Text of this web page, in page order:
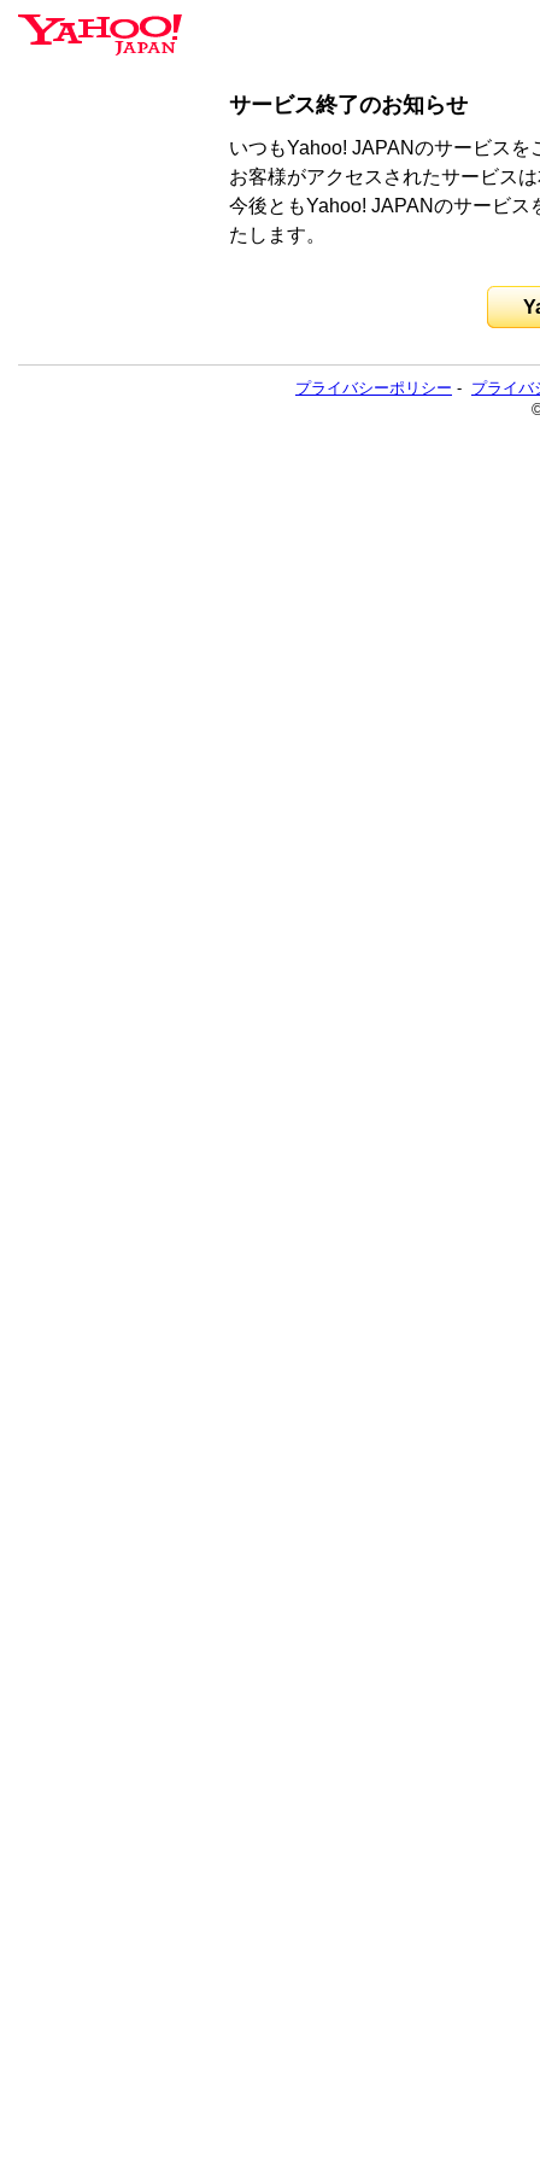
サービス終了のお知らせ
いつもYahoo! JAPANのサービス
お客様がアクセスされたサービス
今後ともYahoo! JAPANのサービ
たします。
プライバシーポリシー - プライバ